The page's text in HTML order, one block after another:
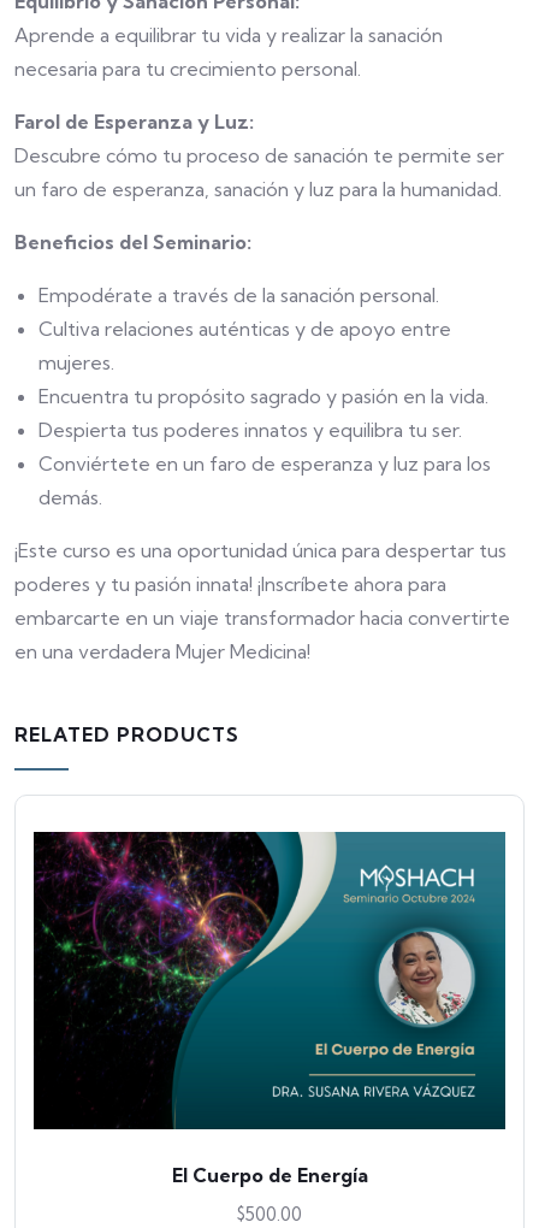
Aprende a equilibrar tu vida y realizar la sanación
necesaria para tu crecimiento personal.
Farol de Esperanza y Luz:
Descubre cómo tu proceso de sanación te permite ser
un faro de esperanza, sanación y luz para la humanidad.
Beneficios del Seminario:
Empodérate a través de la sanación personal.
Cultiva relaciones auténticas y de apoyo entre
mujeres.
Encuentra tu propósito sagrado y pasión en la vida.
Despierta tus poderes innatos y equilibra tu ser.
Conviértete en un faro de esperanza y luz para los
demás.
¡Este curso es una oportunidad única para despertar tus
poderes y tu pasión innata! ¡Inscríbete ahora para
embarcarte en un viaje transformador hacia convertirte
en una verdadera Mujer Medicina!
RELATED PRODUCTS
El Cuerpo de Energía
$500.00